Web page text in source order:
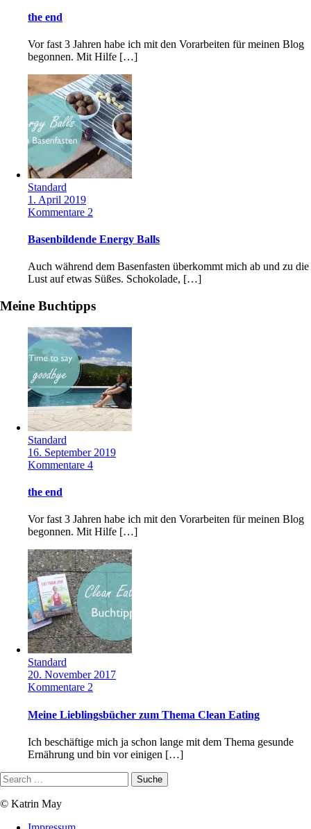
the end
Vor fast 3 Jahren habe ich mit den Vorarbeiten für meinen Blog
begonnen. Mit Hilfe […]
Standard
1. April 2019
Kommentare 2
Basenbildende Energy Balls
Auch während dem Basenfasten überkommt mich ab und zu die
Lust auf etwas Süßes. Schokolade, […]
Meine Buchtipps
Standard
16. September 2019
Kommentare 4
the end
Vor fast 3 Jahren habe ich mit den Vorarbeiten für meinen Blog
begonnen. Mit Hilfe […]
Standard
20. November 2017
Kommentare 2
Meine Lieblingsbücher zum Thema Clean Eating
Ich beschäftige mich ja schon lange mit dem Thema gesunde
Ernährung und bin vor einigen […]
© Katrin May